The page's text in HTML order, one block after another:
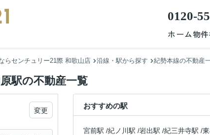
0120-
ホーム物
らセンチュリー21際 和歌山店 沿線・駅から探す 紀勢本線の不動産
駅の不動産一覧
おすすめの駅
宮前駅 /紀ノ川駅 /岩出駅 /紀三井寺駅 /
変更